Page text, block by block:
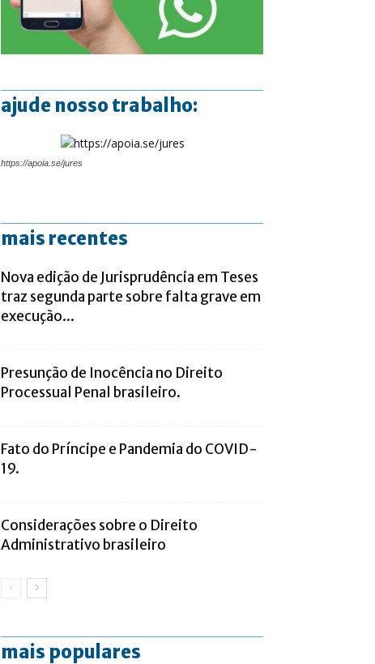
ajude nosso trabalho:
https://apoia.se/jures
mais recentes
Nova edição de Jurisprudência em Teses
traz segunda parte sobre falta grave em
execução...
Presunção de Inocência no Direito
Processual Penal brasileiro.
Fato do Príncipe e Pandemia do COVID-
19.
Considerações sobre o Direito
Administrativo brasileiro
mais populares